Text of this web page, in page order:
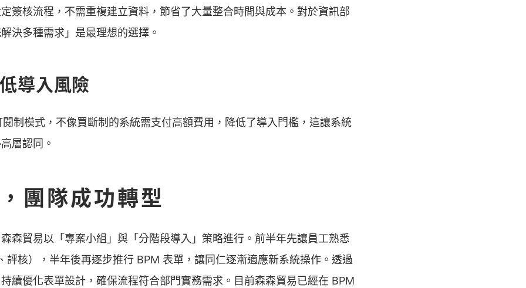
簽核流程，不需重複建立資料，節省了大量整合時間與成本。對於資訊部
決多種需求」是最理想的選擇。
導入風險
制模式，不像買斷制的系統需支付高額費用，降低了導入門檻，這讓系統
層認同。
團隊成功轉型
森貿易以「專案小組」與「分階段導入」策略進行。前半年先讓員工熟悉
評核），半年後再逐步推行 BPM 表單，讓同仁逐漸適應新系統操作。透過
續優化表單設計，確保流程符合部門實務需求。目前森森貿易已經在 BPM